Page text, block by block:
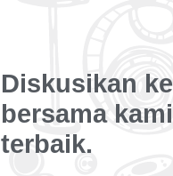
Diskusikan
bersama
terbaik.